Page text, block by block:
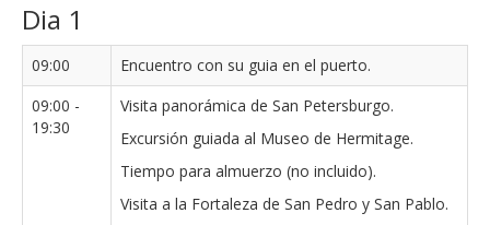
Dia 1
09:00
Encuentro con su guia en el puerto.
09:00 -
19:30
Visita panorámica de San Petersburgo.
Excursión guiada al Museo de Hermitage.
Tiempo para almuerzo (no incluido).
Visita a la Fortaleza de San Pedro y San Pablo.